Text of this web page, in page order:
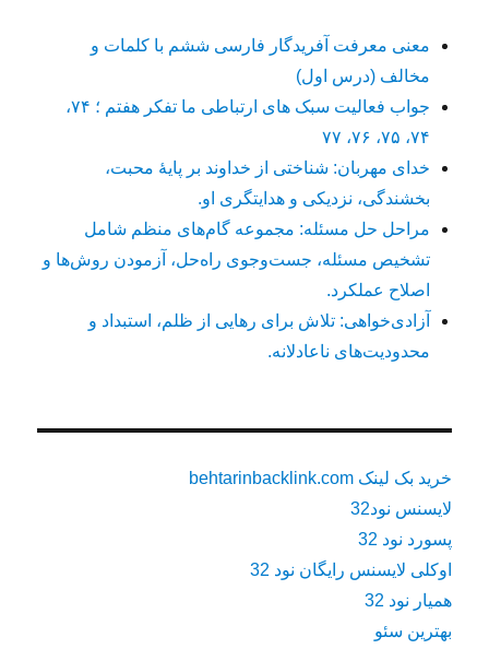
معنی معرفت آفریدگار فارسی ششم با کلمات و
مخالف (درس اول)
جواب فعالیت سبک های ارتباطی ما تفکر هفتم ؛ ۷۴،
۷۴، ۷۵، ۷۶، ۷۷
خدای مهربان: شناختی از خداوند بر پایهٔ محبت،
بخشندگی، نزدیکی و هدایتگری او.
مراحل حل مسئله: مجموعه گام‌های منظم شامل
تشخیص مسئله، جست‌وجوی راه‌حل، آزمودن روش‌ها و
اصلاح عملکرد.
آزادی‌خواهی: تلاش برای رهایی از ظلم، استبداد و
محدودیت‌های ناعادلانه.
خرید بک لینک behtarinbacklink.com
لایسنس نود32
پسورد نود 32
اوکلی لایسنس رایگان نود 32
همیار نود 32
بهترین سئو